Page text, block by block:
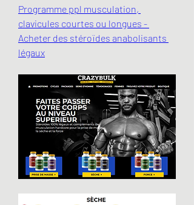
Programme ppl musculation,
clavicules courtes ou longues -
Acheter des stéroïdes anabolisants
légaux